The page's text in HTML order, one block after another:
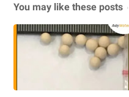
You may like these posts